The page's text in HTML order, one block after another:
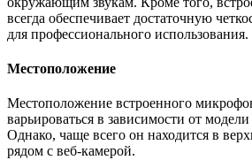
всегда обеспечивает достаточную
для профессионального использования.
Местоположение
Местоположение встроенного
варьироваться в зависимости от
Однако, чаще всего он находится в
рядом с веб-камерой.